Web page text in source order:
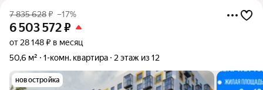
7 835 628₽ –17%
6 503 572₽
от 28 148 ₽ в месяц
50,6 м²
1-комн. квартира 2 этаж из 12
новостройка